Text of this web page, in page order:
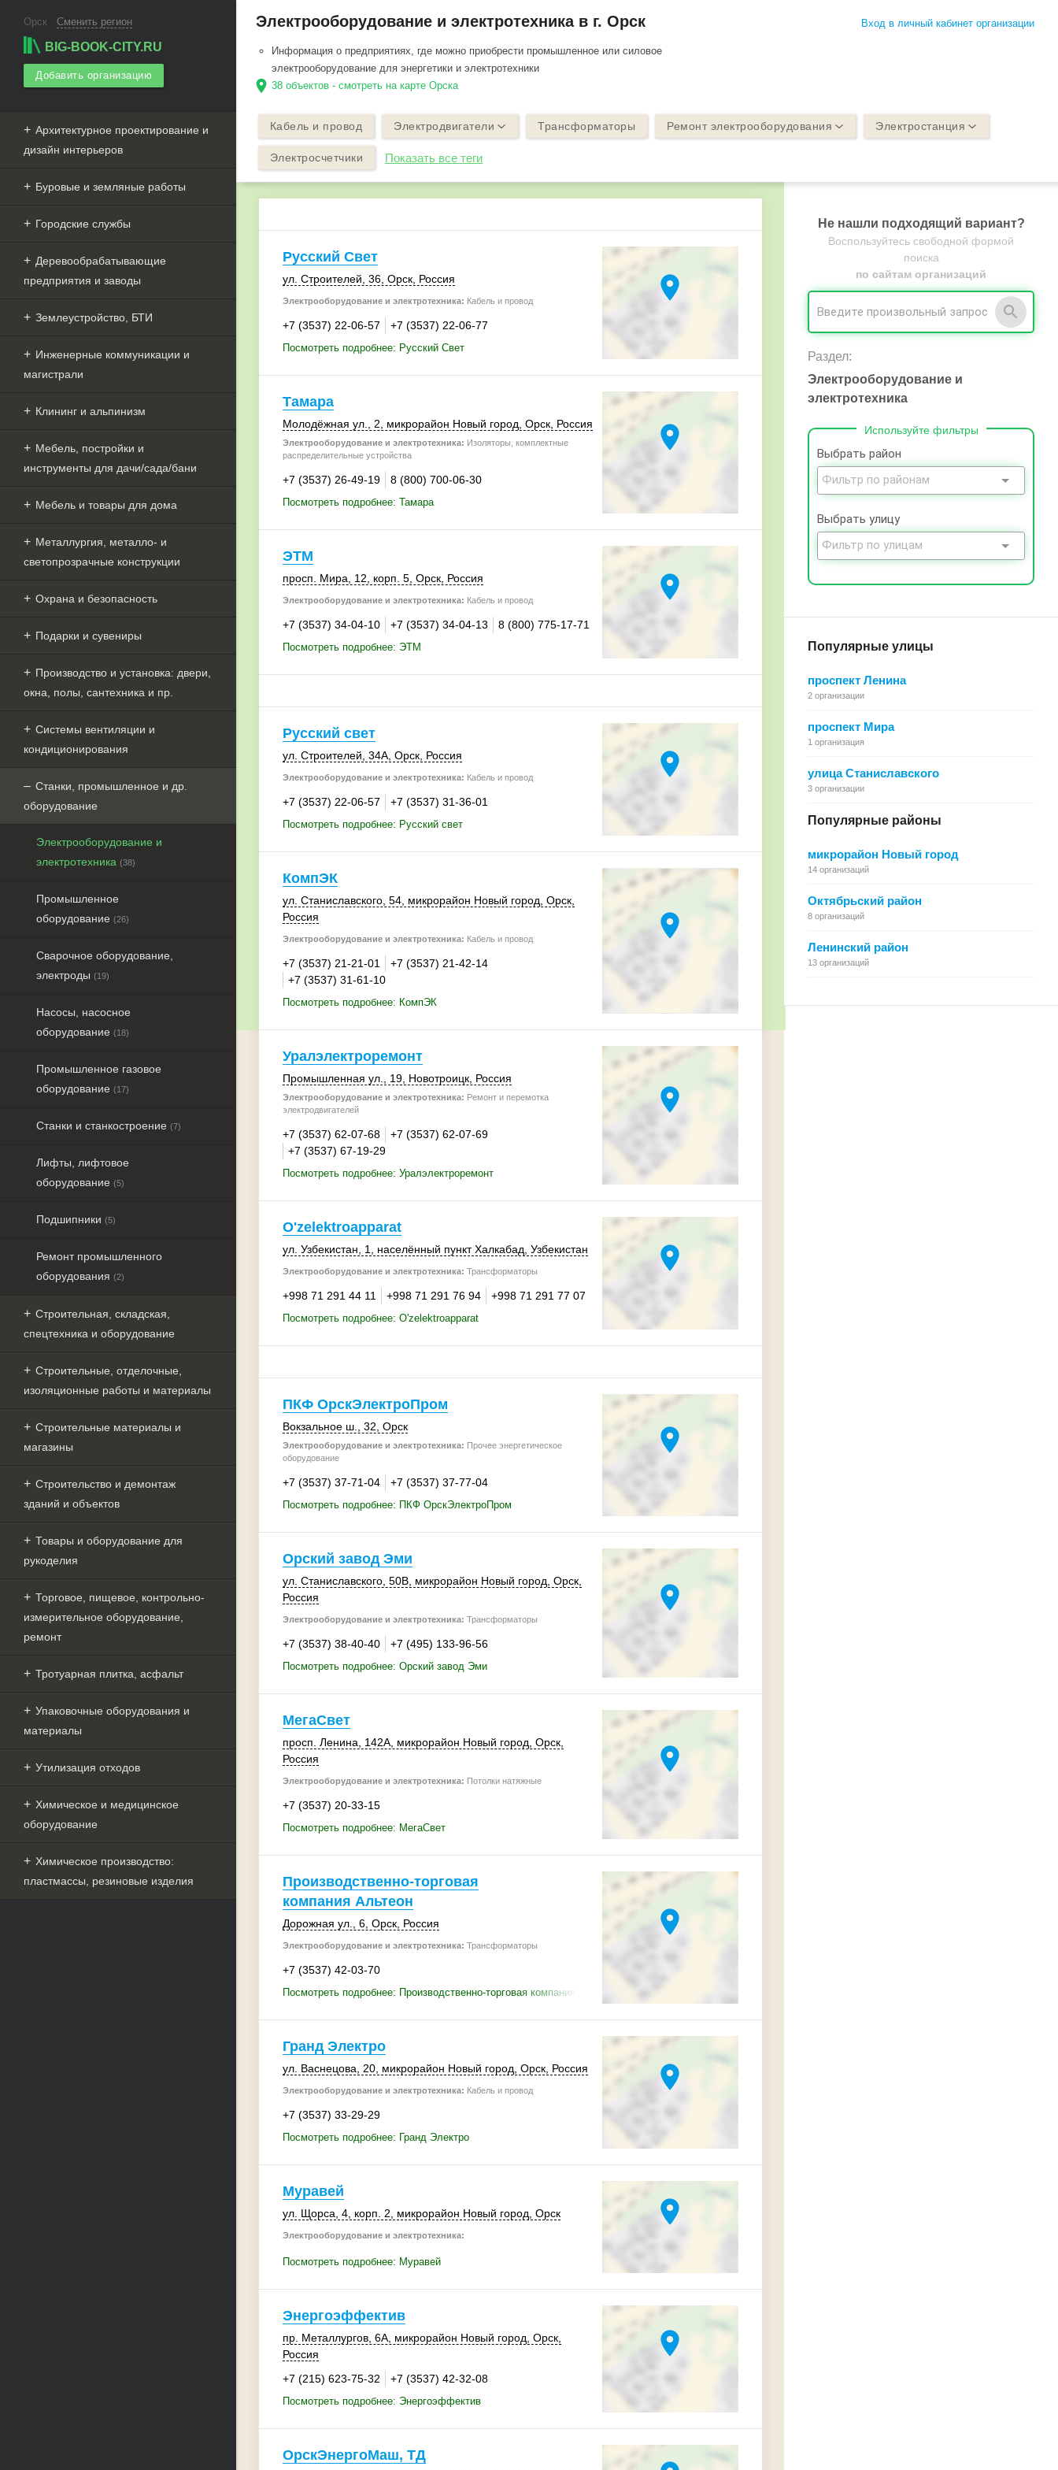
Орск Сменить регион
BIG-BOOK-CITY.RU
Добавить организацию
Архитектурное проектирование и
дизайн интерьеров
Буровые и земляные работы
Городские службы
Деревообрабатывающие
предприятия и заводы
Землеустройство, БТИ
Инженерные коммуникации и
магистрали
Клининг и альпинизм
Мебель, постройки и
инструменты для дачи/сада/бани
Мебель и товары для дома
Металлургия, металло- и
светопрозрачные конструкции
Охрана и безопасность
Подарки и сувениры
Производство и установка: двери,
окна, полы, сантехника и пр.
Системы вентиляции и
кондиционирования
Станки, промышленное и др.
оборудование
Электрооборудование и
электротехника (38)
Промышленное
оборудование (26)
Сварочное оборудование,
электроды (19)
Насосы, насосное
оборудование (18)
Промышленное газовое
оборудование (17)
Станки и станкостроение (7)
Лифты, лифтовое
оборудование (5)
Подшипники (5)
Ремонт промышленного
оборудования (2)
Строительная, складская,
спецтехника и оборудование
Строительные, отделочные,
изоляционные работы и материалы
Строительные материалы и
магазины
Строительство и демонтаж
зданий и объектов
Товары и оборудование для
рукоделия
Торговое, пищевое, контрольно-
измерительное оборудование,
ремонт
Тротуарная плитка, асфальт
Упаковочные оборудования и
материалы
Утилизация отходов
Химическое и медицинское
оборудование
Химическое производство:
пластмассы, резиновые изделия
Электрооборудование и электротехника в г. Орск
Информация о предприятиях, где можно приобрести промышленное или силовое
электрооборудование для энергетики и электротехники
location_on 38 объектов - смотреть на карте Орска
Вход в личный кабинет организации
Кабель и провод Электродвигатели Трансформаторы Ремонт электрооборудования Электростанция
Электросчетчики Показать все теги
Русский Свет
ул. Строителей, 36, Орск, Россия
Электрооборудование и электротехника: Кабель и провод
+7 (3537) 22-06-57 +7 (3537) 22-06-77
Посмотреть подробнее: Русский Свет
location_on
Тамара
Молодёжная ул., 2 , микрорайон Новый город, Орск, Россия
Электрооборудование и электротехника: Изоляторы, комплектные
распределительные устройства
+7 (3537) 26-49-19 8 (800) 700-06-30
Посмотреть подробнее: Тамара
location_on
ЭТМ
просп. Мира, 12 корп. 5, Орск, Россия
Электрооборудование и электротехника: Кабель и провод
+7 (3537) 34-04-10 +7 (3537) 34-04-13 8 (800) 775-17-71
Посмотреть подробнее: ЭТМ
location_on
Русский свет
ул. Строителей 34А, Орск, Россия
Электрооборудование и электротехника: Кабель и провод
+7 (3537) 22-06-57 +7 (3537) 31-36-01
Посмотреть подробнее: Русский свет
location_on
КомпЭК
ул. Станиславского, 54, микрорайон Новый город, Орск,
Россия
Электрооборудование и электротехника: Кабель и провод
+7 (3537) 21-21-01
+7 (3537) 21-42-14
+7 (3537) 31-61-10
Посмотреть подробнее: КомпЭК
location_on
Уралэлектроремонт
Промышленная ул., 19, Новотроицк, Россия
Электрооборудование и электротехника: Ремонт и перемотка
электродвигателей
+7 (3537) 62-07-68
+7 (3537) 62-07-69
+7 (3537) 67-19-29
Посмотреть подробнее: Уралэлектроремонт
location_on
O'zelektroapparat
ул. Узбекистан, 1 , населённый пункт Халкабад, Узбекистан
Электрооборудование и электротехника: Трансформаторы
+998 71 291 44 11 +998 71 291 76 94 +998 71 291 77 07
Посмотреть подробнее: O'zelektroapparat
location_on
ПКФ ОрскЭлектроПром
Вокзальное ш., 32 Орск
Электрооборудование и электротехника: Прочее энергетическое
оборудование
+7 (3537) 37-71-04 +7 (3537) 37-77-04
Посмотреть подробнее: ПКФ ОрскЭлектроПром
location_on
Орский завод Эми
ул. Станиславского, 50В, микрорайон Новый город, Орск,
Россия
Электрооборудование и электротехника: Трансформаторы
+7 (3537) 38-40-40 +7 (495) 133-96-56
Посмотреть подробнее: Орский завод Эми
location_on
МегаСвет
просп. Ленина 142А, микрорайон Новый город, Орск,
Россия
Электрооборудование и электротехника: Потолки натяжные
+7 (3537) 20-33-15
Посмотреть подробнее: МегаСвет
location_on
Производственно-торговая
компания Альтеон
Дорожная ул., 6, Орск, Россия
Электрооборудование и электротехника: Трансформаторы
+7 (3537) 42-03-70
Посмотреть подробнее: Производственно-торговая компания Альтеон
location_on
Гранд Электро
ул. Васнецова, 20, микрорайон Новый город, Орск, Россия
Электрооборудование и электротехника: Кабель и провод
+7 (3537) 33-29-29
Посмотреть подробнее: Гранд Электро
location_on
Муравей
ул. Щорса, 4, корп. 2 , микрорайон Новый город, Орск
Электрооборудование и электротехника:
Посмотреть подробнее: Муравей
location_on
Энергоэффектив
пр. Металлургов, 6А, микрорайон Новый город, Орск,
Россия
+7 (215) 623-75-32
+7 (3537) 42-32-08
Посмотреть подробнее: Энергоэффектив
location_on
ОрскЭнергоМаш, ТД
Не нашли подходящий вариант?
Воспользуйтесь свободной формой
поиска
по сайтам организаций
Раздел:
Электрооборудование и
электротехника
Используйте фильтры
Выбрать район
Выбрать улицу
Популярные улицы
проспект Ленина
2 организации
проспект Мира
1 организация
улица Станиславского
3 организации
Популярные районы
микрорайон Новый город
14 организаций
Октябрьский район
8 организаций
Ленинский район
13 организаций